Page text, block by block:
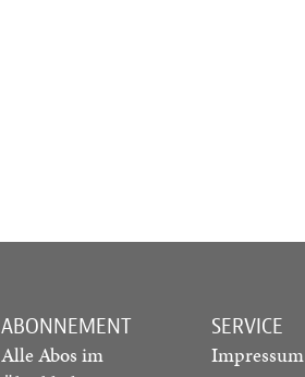
ABONNEMENT
Alle Abos im
SERVICE
Impressum